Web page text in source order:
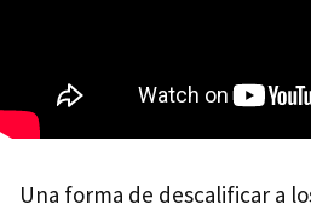
Una forma de descalificar a